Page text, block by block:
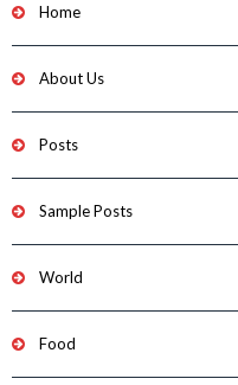
Home
About Us
Posts
Sample Posts
World
Food